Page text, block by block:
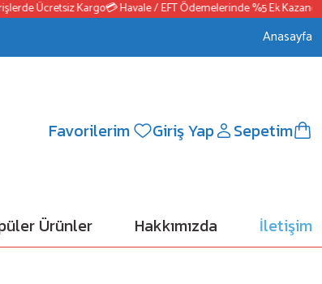
Ücretsiz Kargo💳 Havale / EFT Ödemelerinde %5 Ek Kazanç
Anasayfa
Favorilerim Giriş Yap Sepetim
Ürünler Hakkımızda İletişim